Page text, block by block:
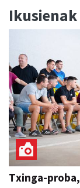
Ikusienak
Txinga-